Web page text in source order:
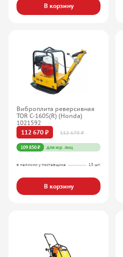
В корзину
Виброплита реверсивная
TOR C-160S(R) (Honda)
1021592
112 670 ₽
112 670 ₽
109 850 ₽ для юр. лиц
в наличии у поставщика 15 шт.
В корзину